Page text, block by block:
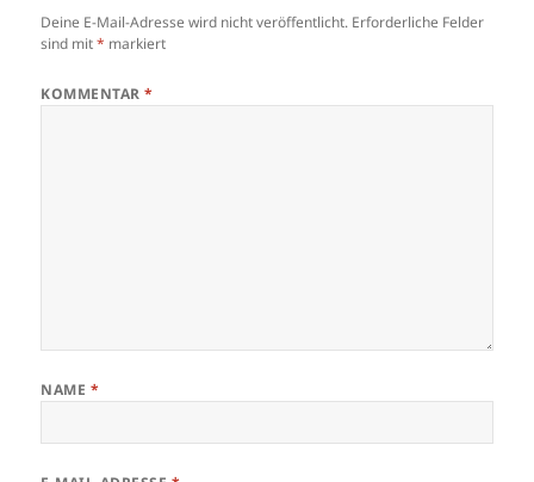
Deine E-Mail-Adresse wird nicht veröffentlicht. Erforderliche Felder
sind mit* markiert
KOMMENTAR*
NAME *